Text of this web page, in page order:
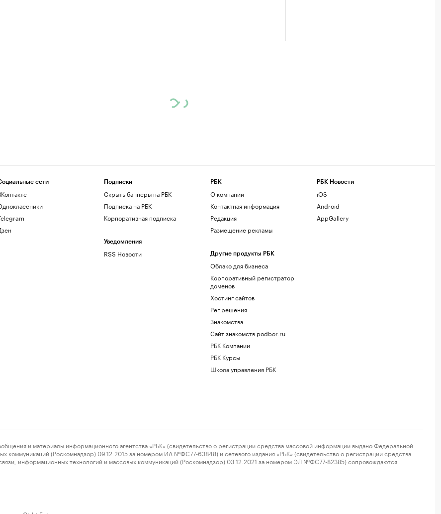
сети Подписки
Скрыть баннеры на РБК
Подписка на РБК
Корпоративная подписка
Уведомления
RSS Новости
РБК
О компании
Контактная информация
Редакция
Размещение рекламы
Другие продукты РБК
Облако для бизнеса
Корпоративный регистратор
доменов
Хостинг сайтов
Рег.решения
Знакомства
Сайт знакомств podbor.ru
РБК Компании
РБК Курсы
Школа управления РБК
РБК Новости
iOS
Android
AppGallery
и материалы информационного агентства «РБК» (свидетельство о регистрации средства массовой информации выдано Федеральной
коммуникаций (Роскомнадзор) 09.12.2015 за номером ИА №ФС77-63848) и сетевого издания «РБК» (свидетельство о регистрации средства
информационных технологий и массовых коммуникаций (Роскомнадзор) 03.12.2021 за номером ЭЛ №ФС77-82385) сопровождаются